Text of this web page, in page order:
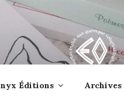
à la mer ?
Éditions